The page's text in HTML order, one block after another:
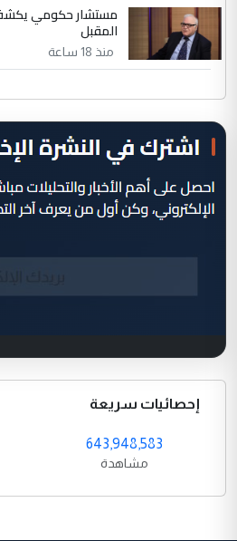
مستشار حكومي
المقبل
منذ 18 ساعة
إحصائيات سريعة
643,948,583
مشاهدة